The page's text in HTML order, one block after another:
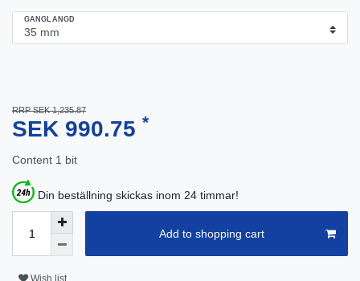
GANGLANGD
RRP SEK 1,235.87
SEK 990.75 *
Content 1 bit
Din beställning skickas inom 24 timmar!
Add to shopping cart
Wish list